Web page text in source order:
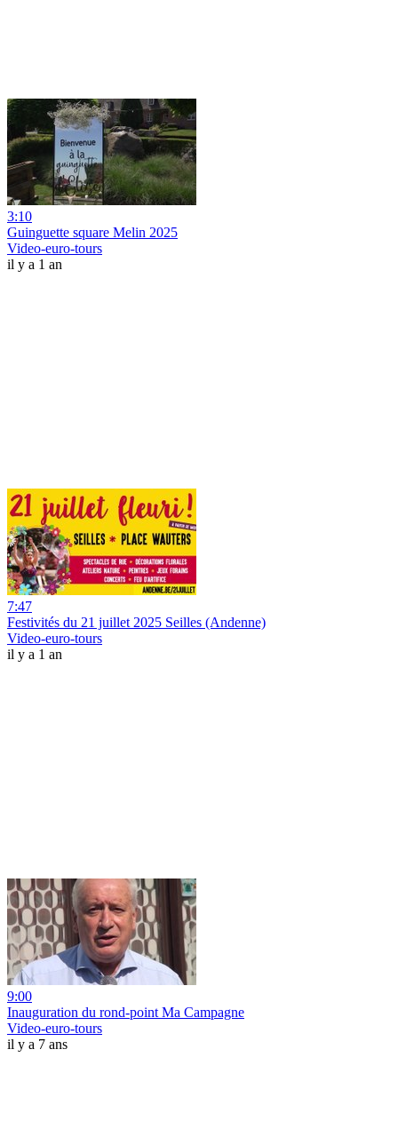
3:10
Guinguette square Melin 2025
Video-euro-tours
il y a 1 an
7:47
Festivités du 21 juillet 2025 Seilles (Andenne)
Video-euro-tours
il y a 1 an
9:00
Inauguration du rond-point Ma Campagne
Video-euro-tours
il y a 7 ans